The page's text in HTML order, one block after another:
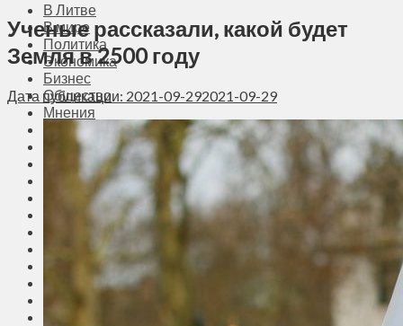
В Литве
В мире
Политика
Экономика
Бизнес
Общество
Мнения
Вильнюс
Клайпеда
Висагинас
Регионы
Соседи
Транспорт
Выбор читателей
Калейдоскоп
Армия
Сейм Литвы
Культура
Больше
Ученые рассказали, какой будет
Земля в 2500 году
Дата публикации: 2021-09-292021-09-29